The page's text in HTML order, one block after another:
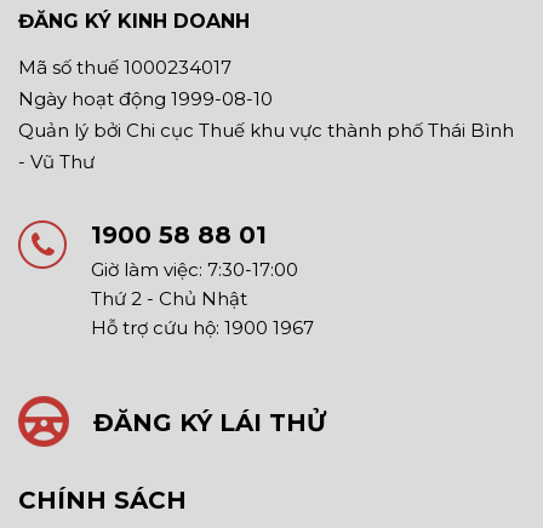
ĐĂNG KÝ KINH DOANH
Mã số thuế 1000234017
Ngày hoạt động 1999-08-10
Quản lý bởi Chi cục Thuế khu vực thành phố Thái Bình
- Vũ Thư
1900 58 88 01
Giờ làm việc: 7:30-17:00
Thứ 2 - Chủ Nhật
Hỗ trợ cứu hộ: 1900 1967
ĐĂNG KÝ LÁI THỬ
CHÍNH SÁCH